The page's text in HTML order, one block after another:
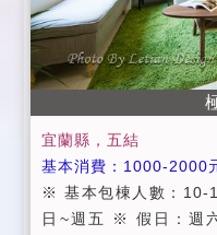
宜蘭縣，五結
基本消費：1000-2000
※ 基本包棟人數：10-
日~週五 ※ 假日：週